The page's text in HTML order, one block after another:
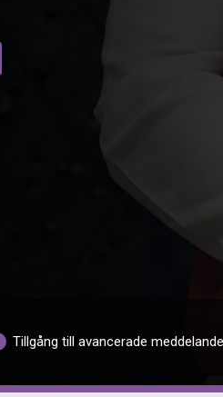
Tillgång till avancerade